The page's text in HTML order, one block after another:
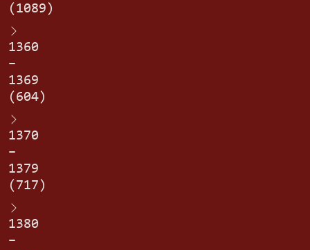
(1089)
1360
–
1369
(604)
1370
–
1379
(717)
1380
–